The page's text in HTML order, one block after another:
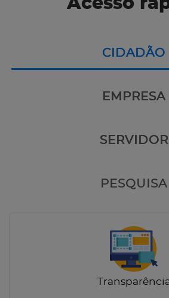
Acesso
CIDADÃO
EMPRESA
SERVIDOR
PESQUISA